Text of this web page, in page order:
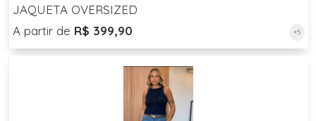
JAQUETA OVERSIZED
A partir de R$ 399,90 +5